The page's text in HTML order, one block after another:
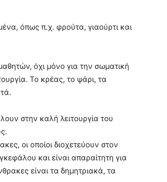
όπως π.χ. φρούτα, γιαούρτι και
όχι μόνο για την σωματική
Το κρέας, το ψάρι, τα
στην καλή λειτουργία του
οι οποίοι διοχετεύουν στον
και είναι απαραίτητη για
είναι τα δημητριακά, τα